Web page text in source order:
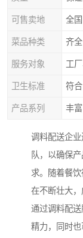
可售卖地 全国
菜品种类 齐全
服务对象 工
卫生标准 符合
产品系列 丰富
调料配送企
队，以确保
求。随着餐
在不断壮大，
通过调料配
精力，同时